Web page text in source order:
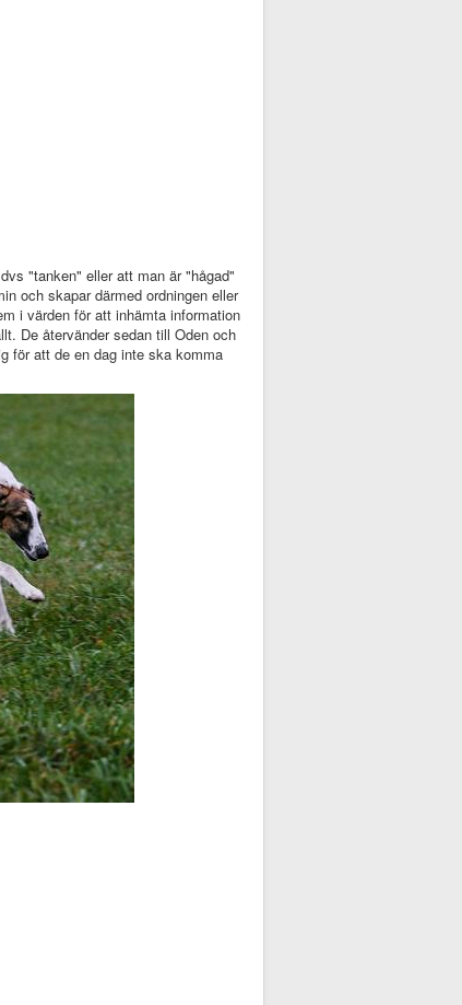
"tanken" eller att man är "hågad"
och skapar därmed ordningen eller
i värden för att inhämta information
De återvänder sedan till Oden och
för att de en dag inte ska komma